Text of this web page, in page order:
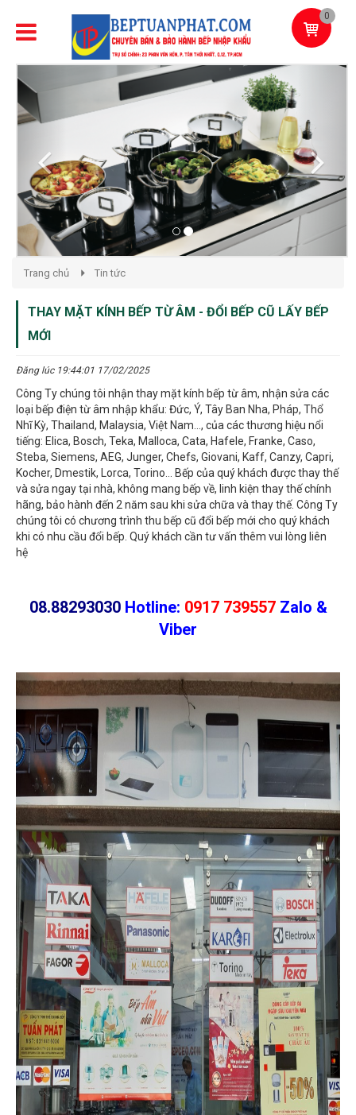
0
Previous
Trang chủ Tin tức
THAY MẶT KÍNH BẾP TỪ ÂM - ĐỔI BẾP CŨ LẤY BẾP
MỚI
Đăng lúc 19:44:01 17/02/2025
Công Ty chúng tôi nhận thay mặt kính bếp từ âm, nhận sửa các
loại bếp điện từ âm nhập khẩu: Đức, Ý, Tây Ban Nha, Pháp, Thổ
Nhĩ Kỳ, Thailand, Malaysia, Việt Nam..., của các thương hiệu nổi
tiếng: Elica, Bosch, Teka, Malloca, Cata, Hafele, Franke, Caso,
Steba, Siemens, AEG, Junger, Chefs, Giovani, Kaff, Canzy, Capri,
Kocher, Dmestik, Lorca, Torino... Bếp của quý khách được thay thế
và sửa ngay tại nhà, không mang bếp về, linh kiện thay thế chính
hãng, bảo hành đến 2 năm sau khi sửa chữa và thay thế. Công Ty
chúng tôi có chương trình thu bếp cũ đổi bếp mới cho quý khách
khi có nhu cầu đổi bếp. Quý khách cần tư vấn thêm vui lòng liên
hệ
08.88293030Hotline: 0917 739557 Zalo &
Viber